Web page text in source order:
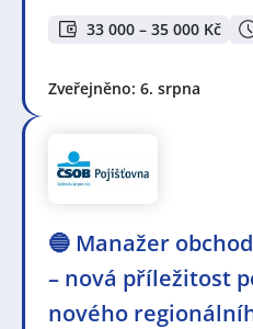
33 000 – 35 000 Kč
Zveřejněno: 6. srpna
🔵 Manažer
– nová příležitost
nového